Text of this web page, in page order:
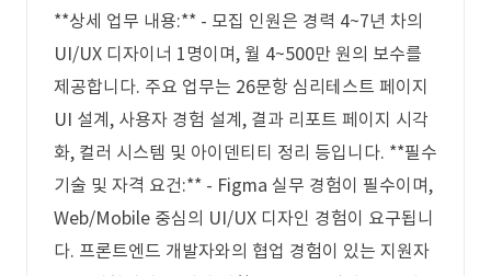
**상세 업무 내용:** - 모집 인원은 경력 4~7년 차의
UI/UX 디자이너 1명이며, 월 4~500만 원의 보수를
제공합니다. 주요 업무는 26문항 심리테스트 페이지
UI 설계, 사용자 경험 설계, 결과 리포트 페이지 시각
화, 컬러 시스템 및 아이덴티티 정리 등입니다. **필수
기술 및 자격 요건:** - Figma 실무 경험이 필수이며,
Web/Mobile 중심의 UI/UX 디자인 경험이 요구됩니
다. 프론트엔드 개발자와의 협업 경험이 있는 지원자